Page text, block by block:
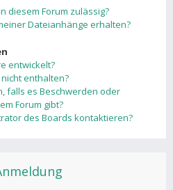
diesem Forum zulässig?
Dateianhänge erhalten?
entwickelt?
enthalten?
falls es Beschwerden oder
Forum gibt?
des Boards kontaktieren?